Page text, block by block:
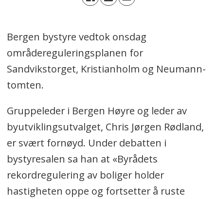
Bergen bystyre vedtok onsdag
områdereguleringsplanen for
Sandvikstorget, Kristianholm og Neumann-
tomten.
Gruppeleder i Bergen Høyre og leder av
byutviklingsutvalget, Chris Jørgen Rødland,
er svært fornøyd. Under debatten i
bystyresalen sa han at «Byrådets
rekordregulering av boliger holder
hastigheten oppe og fortsetter å ruste